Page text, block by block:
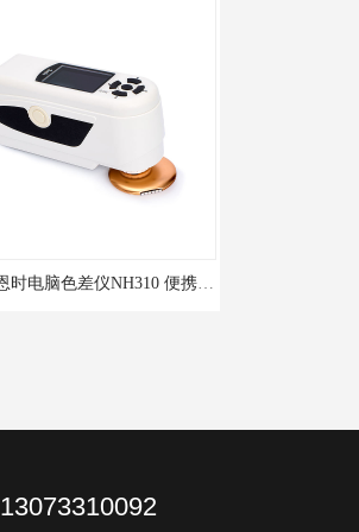
DOHO东宏D604四光源对色灯箱
13073310092